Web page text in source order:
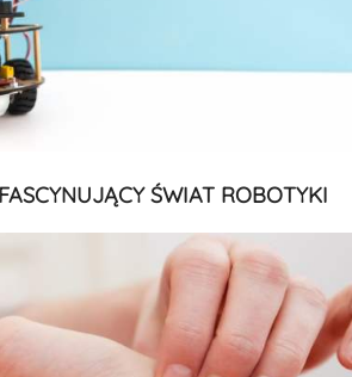
ŚWIAT ROBOTYKI